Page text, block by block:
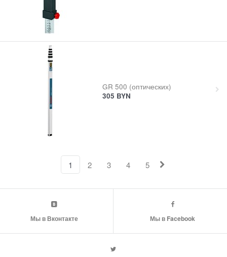
GR 500 (оптических)
305 BYN
1 2 3 4 5
Мы в Вконтакте Мы в Facebook